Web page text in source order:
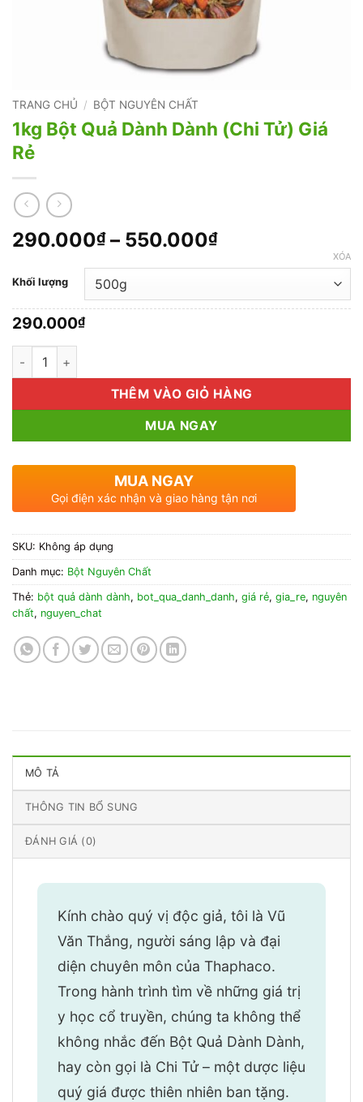
TRANG CHỦ / BỘT NGUYÊN CHẤT
1kg Bột Quả Dành Dành (Chi Tử) Giá
Rẻ
290.000₫ – 550.000₫Khoảng
290.000₫
đến
Khối lượng
XÓA
290.000₫
1kg Bột Quả Dành Dành (Chi Tử) Giá Rẻ số lượng
THÊM VÀO GIỎ HÀNG
MUA NGAY
MUA NGAY
Gọi điện xác nhận và giao hàng tận nơi
SKU: Không áp dụng
Danh mục: Bột Nguyên Chất
Thẻ: bột quả dành dành, bot_qua_danh_danh, giá rẻ, gia_re, nguyên
chất, nguyen_chat
MÔ TẢ
THÔNG TIN BỔ SUNG
ĐÁNH GIÁ (0)
Kính chào quý vị độc giả, tôi là Vũ
Văn Thắng, người sáng lập và đại
diện chuyên môn của Thaphaco.
Trong hành trình tìm về những giá trị
y học cổ truyền, chúng ta không thể
không nhắc đến Bột Quả Dành Dành,
hay còn gọi là Chi Tử – một dược liệu
quý giá được thiên nhiên ban tặng.